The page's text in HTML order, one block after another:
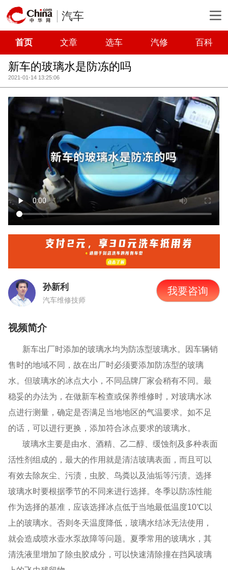
汽车
首页 文章 选车 汽修 百科
新车的玻璃水是防冻的吗
2021-01-14 13:25:06
孙新利
汽车维修技师
我要咨询
视频简介
新车出厂时添加的玻璃水均为防冻型玻璃水。因车辆销
售时的地域不同，故在出厂时必须要添加防冻型的玻璃
水。但玻璃水的冰点大小，不同品牌厂家会稍有不同。最
稳妥的办法为，在做新车检查或保养维修时，对玻璃水冰
点进行测量，确定是否满足当地地区的气温要求。如不足
的话，可以进行更换，添加符合冰点要求的玻璃水。
玻璃水主要是由水、酒精、乙二醇、缓蚀剂及多种表面
活性剂组成的，最大的作用就是清洁玻璃表面，而且可以
有效去除灰尘、污渍，虫胶、鸟粪以及油垢等污渍。选择
玻璃水时要根据季节的不同来进行选择。冬季以防冻性能
作为选择的基准，应该选择冰点低于当地最低温度10℃以
上的玻璃水。否则冬天温度降低，玻璃水结冰无法使用，
就会造成喷水壶水泵故障等问题。夏季常用的玻璃水，其
清洗液里增加了除虫胶成分，可以快速清除撞在挡风玻璃